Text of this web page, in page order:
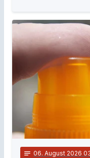
notes 06. August 2026